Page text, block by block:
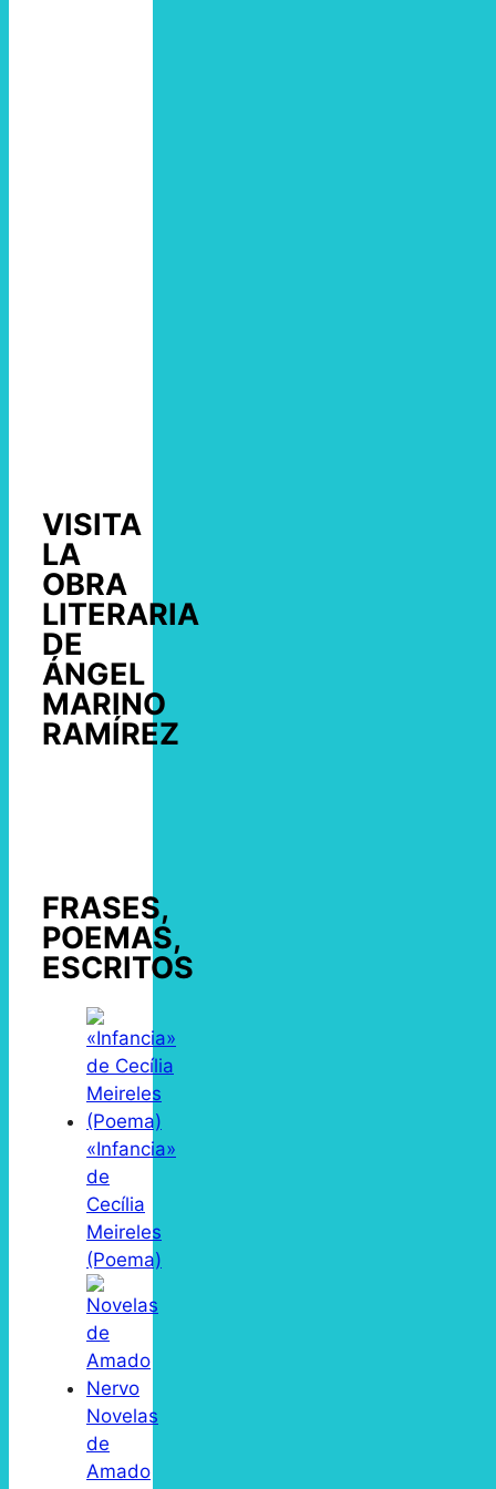
VISITA
LA
OBRA
LITERARIA
DE
ÁNGEL
MARINO
RAMÍREZ
FRASES,
POEMAS,
ESCRITOS
«Infancia»
de
Cecília
Meireles
(Poema)
Novelas
de
Amado